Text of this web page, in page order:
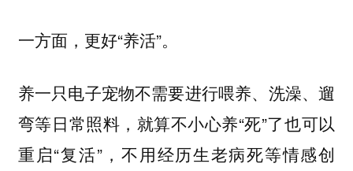
一方面，更好“养活”。
养一只电子宠物不需要进行喂养、洗澡、遛
弯等日常照料，就算不小心养“死”了也可以
重启“复活”，不用经历生老病死等情感创